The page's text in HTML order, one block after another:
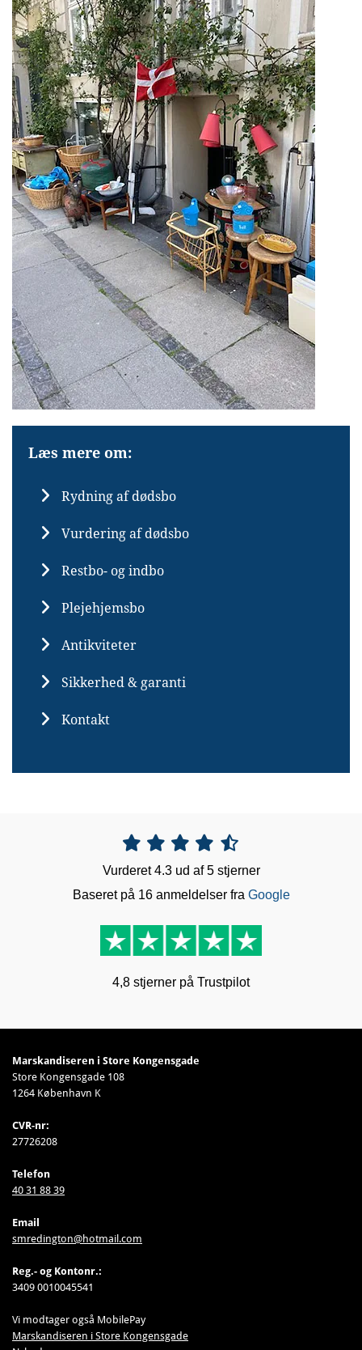
Læs mere om:
Rydning af dødsbo
Vurdering af dødsbo
Restbo- og indbo
Plejehjemsbo
Antikviteter
Sikkerhed & garanti
Kontakt
    
Vurderet 4.3 ud af 5 stjerner
Baseret på 16 anmeldelser fra Google
4,8 stjerner på Trustpilot
Marskandiseren i Store Kongensgade
Store Kongensgade 108
1264 København K
CVR-nr:
27726208
Telefon
40 31 88 39
Email
smredington@hotmail.com
Reg.- og Kontonr.:
3409 0010045541
Vi modtager også MobilePay
Marskandiseren i Store Kongensgade